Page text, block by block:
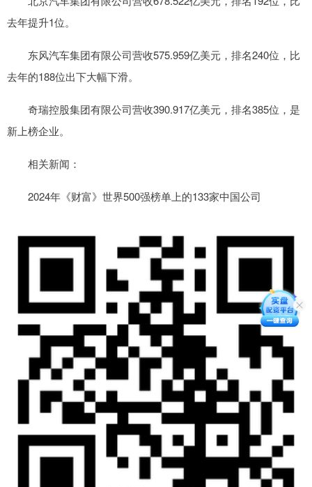
去年提升1位。
东风汽车集团有限公司营收575.959亿美元，排名240位，比
去年的188位出下大幅下滑。
奇瑞控股集团有限公司营收390.917亿美元，排名385位，是
新上榜企业。
相关新闻：
2024年《财富》世界500强榜单上的133家中国公司